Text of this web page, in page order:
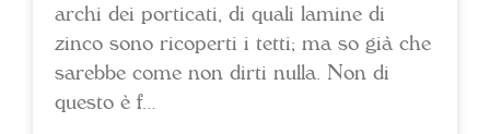
archi dei porticati, di quali lamine di
zinco sono ricoperti i tetti; ma so già che
sarebbe come non dirti nulla. Non di
questo è f…